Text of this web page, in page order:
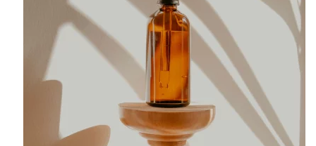
Accéder au site web